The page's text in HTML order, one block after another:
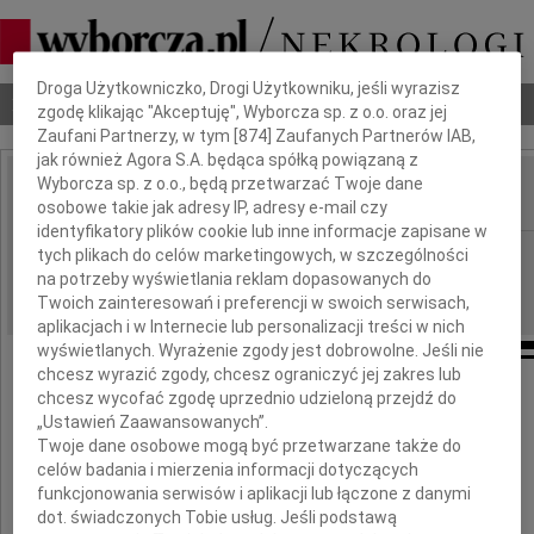
Nekrologi Odeszli Poradnik pogrzebowy
IMIĘ I NAZWISKO:
REGION: Wrocław
DATA EMISJI: 26.04.2017
Z głębokim żalem zawiadamiamy, że zmarła
Bronisława Violetta
Dbamy o Twoją prywatność
Droga Użytkowniczko, Drogi Użytkowniku, jeśli wyrazisz
zgodę klikając "Akceptuję", Wyborcza sp. z o.o. oraz jej
Zaufani Partnerzy, w tym [874 ] Zaufanych Partnerów IAB,
jak również Agora S.A. będąca spółką powiązaną z
Wyborcza sp. z o.o., będą przetwarzać Twoje dane
osobowe takie jak adresy IP, adresy e-mail czy
identyfikatory plików cookie lub inne informacje zapisane w
tych plikach do celów marketingowych, w szczególności
na potrzeby wyświetlania reklam dopasowanych do
Twoich zainteresowań i preferencji w swoich serwisach,
aplikacjach i w Internecie lub personalizacji treści w nich
wyświetlanych. Wyrażenie zgody jest dobrowolne. Jeśli nie
chcesz wyrazić zgody, chcesz ograniczyć jej zakres lub
chcesz wycofać zgodę uprzednio udzieloną przejdź do
„Ustawień Zaawansowanych”.
Twoje dane osobowe mogą być przetwarzane także do
celów badania i mierzenia informacji dotyczących
funkcjonowania serwisów i aplikacji lub łączone z danymi
dot. świadczonych Tobie usług. Jeśli podstawą